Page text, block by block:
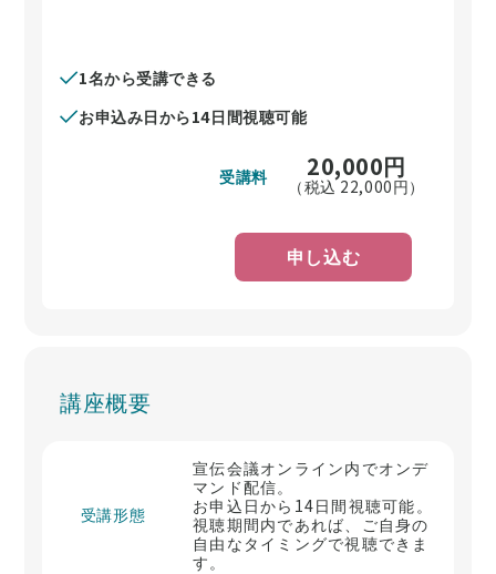
1名から受講できる
お申込み日から14日間視聴可能
受講料 20,000円
（税込22,000円）
申し込む
講座概要
受講形態
宣伝会議オンライン内でオンデ
マンド配信。
お申込日から14日間視聴可能。
視聴期間内であれば、ご自身の
自由なタイミングで視聴できま
す。